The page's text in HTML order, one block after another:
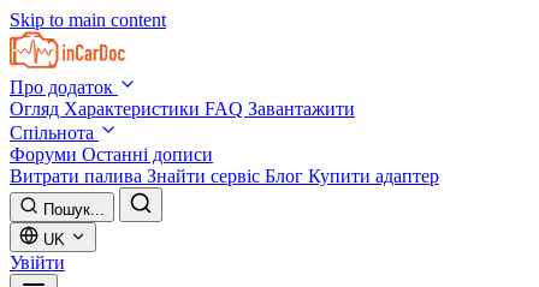
Skip to main content
Про додаток
Огляд Характеристики FAQ Завантажити
Спільнота
Форуми Останні дописи
Витрати палива Знайти сервіс Блог Купити адаптер
Пошук...
UK
Увійти